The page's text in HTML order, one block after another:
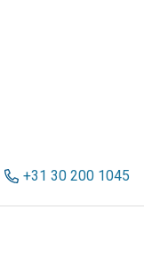
+31 30 200 1045